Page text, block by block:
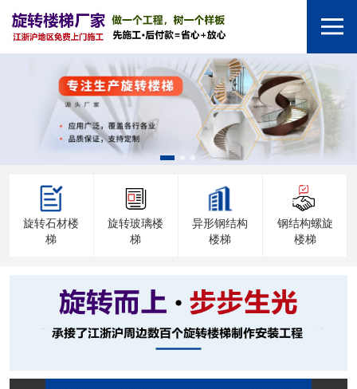
旋转石材楼
梯
旋转玻璃楼
梯
异形钢结构
楼梯
钢结构螺旋
楼梯